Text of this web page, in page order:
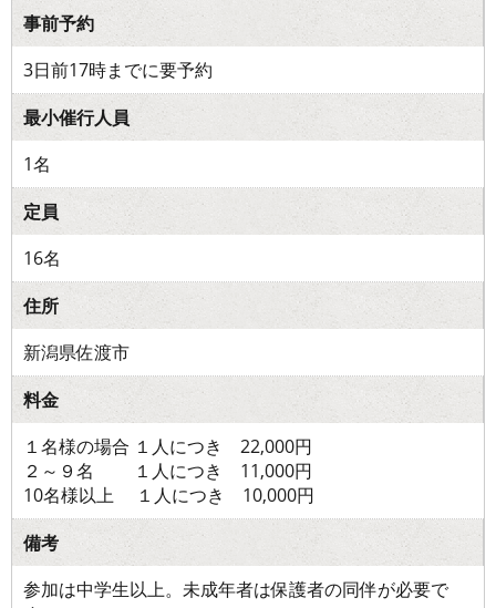
事前予約
3日前17時までに要予約
最小催行人員
1名
定員
16名
住所
新潟県佐渡市
料金
１名様の場合 １人につき 22,000円
２～９名 １人につき 11,000円
10名様以上 １人につき 10,000円
備考
参加は中学生以上。未成年者は保護者の同伴が必要で